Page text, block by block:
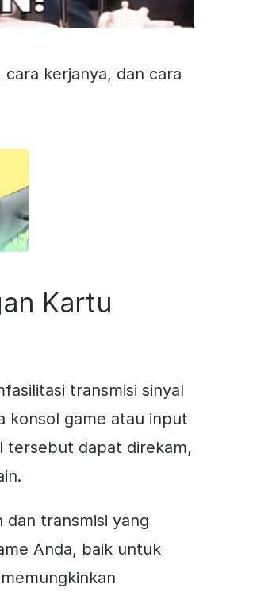
kerjanya, dan cara
Kartu
transmisi sinyal
konsol game atau input
tersebut dapat direkam,
transmisi yang
Anda, baik untuk